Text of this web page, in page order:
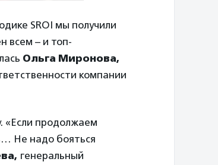
SROI мы получили
всем – и топ-
Ольга Миронова,
компании
«Если продолжаем
Не надо бояться
генеральный